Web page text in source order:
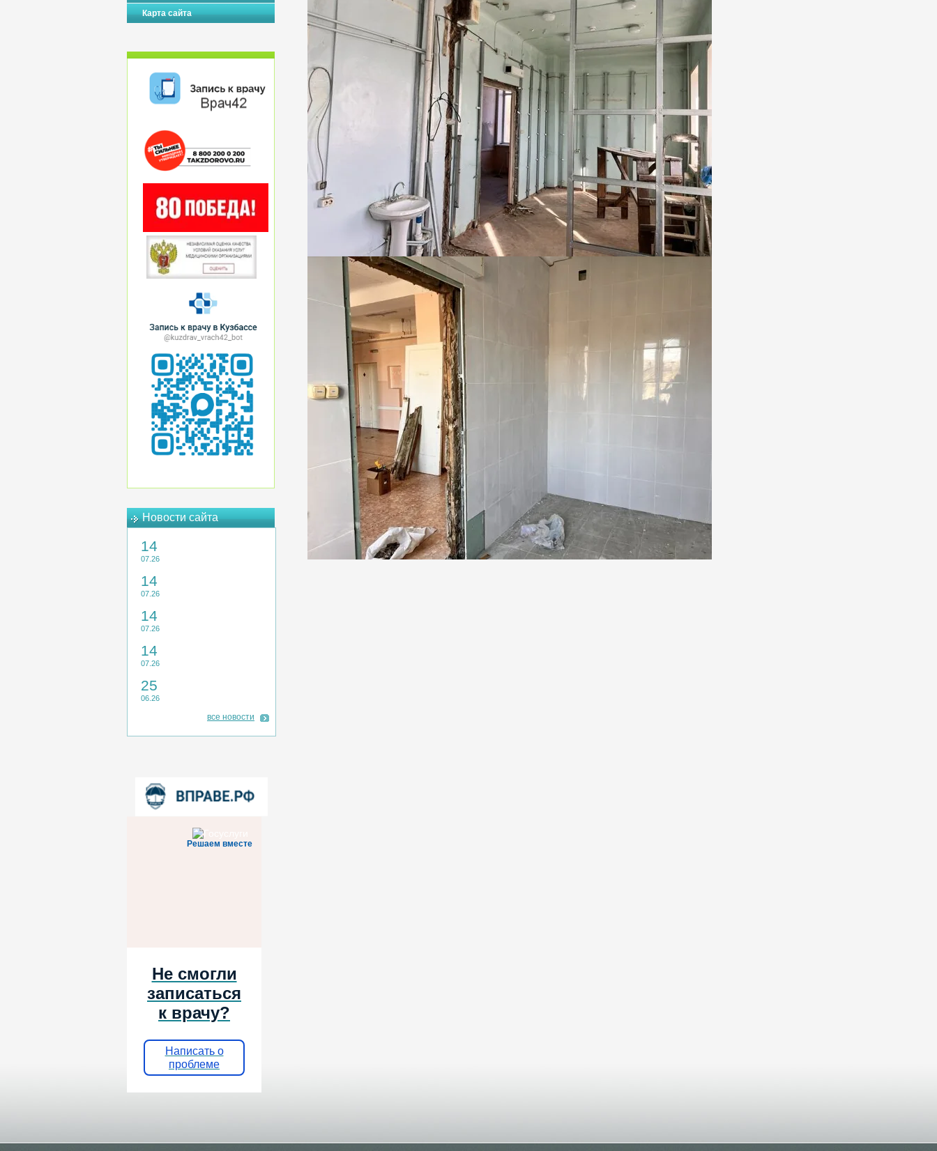
Карта сайта
Новости сайта
14
07.26
14
07.26
14
07.26
14
07.26
25
06.26
все новости
Решаем вместе
Не смогли
записаться
к врачу?
Написать о
проблеме